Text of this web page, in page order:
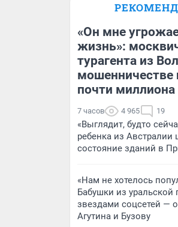
Наталья
деньги
«Он мне
жизнь»:
турагента из
мошенничестве
почти миллиона
7 часов 4 965 19
«Выглядит, будто
ребенка из Австралии
состояние зданий в
«Нам не хотелось
Бабушки из уральской
звездами соцсетей —
Агутина и Бузову